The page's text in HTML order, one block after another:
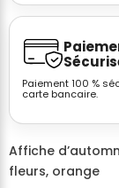
fond
blanc
épuré
Paiement 100 %
carte bancaire.
Affiche
fleurs, orange